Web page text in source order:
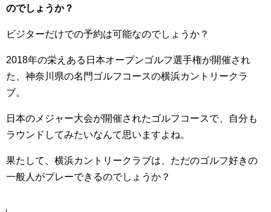
のでしょうか？
ビジターだけでの予約は可能なのでしょうか？
2018年の栄えある日本オープンゴルフ選手権が開催され
た、神奈川県の名門ゴルフコースの横浜カントリークラ
ブ。
日本のメジャー大会が開催されたゴルフコースで、自分も
ラウンドしてみたいなんて思いますよね。
果たして、横浜カントリークラブは、ただのゴルフ好きの
一般人がプレーできるのでしょうか？